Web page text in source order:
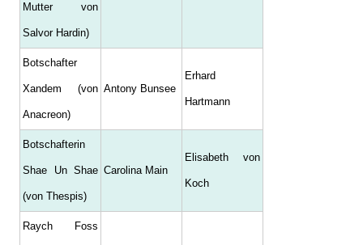
Mutter von
Salvor Hardin)
Botschafter
Xandem (von
Anacreon)
Antony Bunsee
Erhard
Hartmann
Botschafterin
Shae Un Shae
(von Thespis)
Carolina Main
Elisabeth von
Koch
Raych Foss